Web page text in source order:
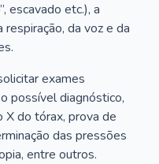
escavado etc.), a
da voz e da
exames
possível diagnóstico,
X do tórax, prova de
das pressões
entre outros.